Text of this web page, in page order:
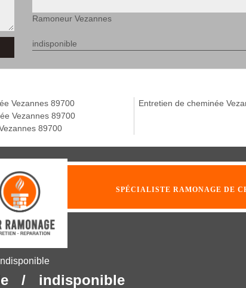
Ramoneur Vezannes
indisponible
Vezannes 89700
Vezannes 89700
89700
Entretien de cheminée
SPÉCIALISTE RAMONAGE DE
/ indisponible